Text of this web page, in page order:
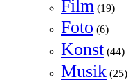
Film (19)
Foto (6)
Konst (44)
Musik (25)